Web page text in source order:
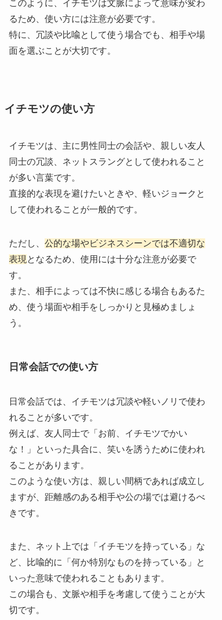
このように、イチモツは文脈によって意味が変わ
るため、使い方には注意が必要です。
特に、冗談や比喩として使う場合でも、相手や場
面を選ぶことが大切です。
イチモツの使い方
イチモツは、主に男性同士の会話や、親しい友人
同士の冗談、ネットスラングとして使われること
が多い言葉です。
直接的な表現を避けたいときや、軽いジョークと
して使われることが一般的です。
ただし、 公的な場やビジネスシーンでは不適切な
表現となるため、使用には十分な注意が必要で
す。
また、相手によっては不快に感じる場合もあるた
め、使う場面や相手をしっかりと見極めましょ
う。
日常会話での使い方
日常会話では、イチモツは冗談や軽いノリで使わ
れることが多いです。
例えば、友人同士で「お前、イチモツでかい
な！」といった具合に、笑いを誘うために使われ
ることがあります。
このような使い方は、親しい間柄であれば成立し
ますが、距離感のある相手や公の場では避けるべ
きです。
また、ネット上では「イチモツを持っている」な
ど、比喩的に「何か特別なものを持っている」と
いった意味で使われることもあります。
この場合も、文脈や相手を考慮して使うことが大
切です。